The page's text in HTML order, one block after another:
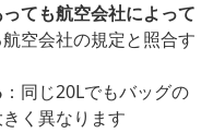
ても航空会社によって
空会社の規定と照合す
：同じ20Lでもバッグの
く異なります